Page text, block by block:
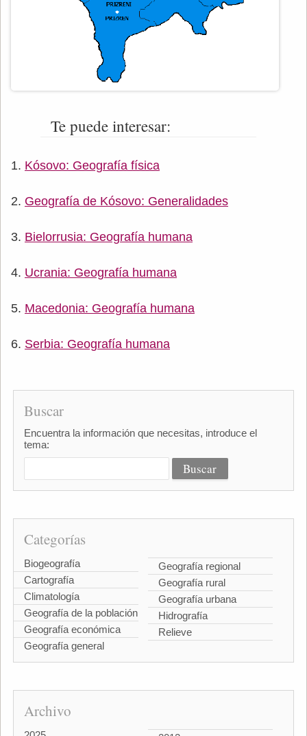
Te puede interesar:
Kósovo: Geografía física
Geografía de Kósovo: Generalidades
Bielorrusia: Geografía humana
Ucrania: Geografía humana
Macedonia: Geografía humana
Serbia: Geografía humana
Buscar
Encuentra la información que necesitas, introduce el
tema:
Categorías
Biogeografía
Cartografía
Climatología
Geografía de la población
Geografía económica
Geografía general
Geografía regional
Geografía rural
Geografía urbana
Hidrografía
Relieve
Archivo